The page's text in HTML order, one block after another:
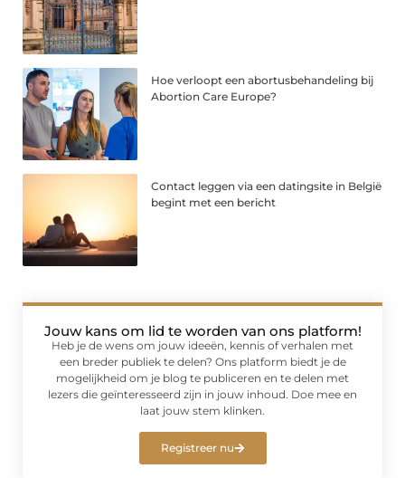
Hoe verloopt een abortusbehandeling bij
Abortion Care Europe?
Contact leggen via een datingsite in België
begint met een bericht
Jouw kans om lid te worden van ons platform!
Heb je de wens om jouw ideeën, kennis of verhalen met
een breder publiek te delen? Ons platform biedt je de
mogelijkheid om je blog te publiceren en te delen met
lezers die geïnteresseerd zijn in jouw inhoud. Doe mee en
laat jouw stem klinken.
Registreer nu